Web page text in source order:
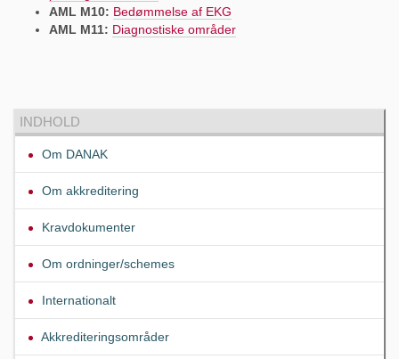
AML M10: Bedømmelse af EKG
AML M11: Diagnostiske områder
INDHOLD
Om DANAK
Om akkreditering
Kravdokumenter
Om ordninger/schemes
Internationalt
Akkrediteringsområder